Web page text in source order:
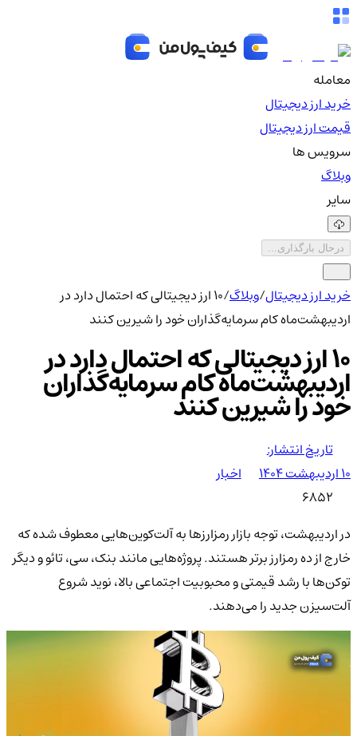
معامله
خرید ارز دیجیتال
قیمت ارز دیجیتال
سرویس ها
وبلاگ
سایر
درحال بارگذاری...
خرید ارز دیجیتال/وبلاگ/ ۱۰ ارز دیجیتالی که احتمال دارد در
اردیبهشت‌ماه کام سرمایه‌گذاران خود را شیرین کنند
۱۰ ارز دیجیتالی که احتمال دارد در
اردیبهشت‌ماه کام سرمایه‌گذاران
خود را شیرین کنند
تاریخ انتشار:
۱۰ اردیبهشت ۱۴۰۴
اخبار
6852
در اردیبهشت، توجه بازار رمزارزها به آلت‌کوین‌هایی معطوف شده که
خارج از ده رمزارز برتر هستند. پروژه‌هایی مانند بنک، سی، تائو و دیگر
توکن‌ها با رشد قیمتی و محبوبیت اجتماعی بالا، نوید شروع
آلت‌سیزن جدید را می‌دهند.